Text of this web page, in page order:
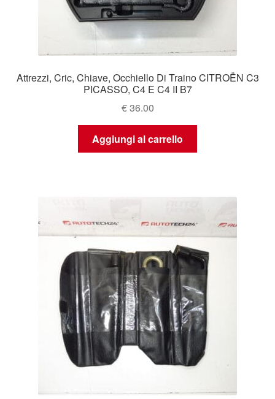
Attrezzi, Cric, Chiave, Occhiello Di Traino CITROËN C3
PICASSO, C4 E C4 II B7
€36.00
Aggiungi al carrello